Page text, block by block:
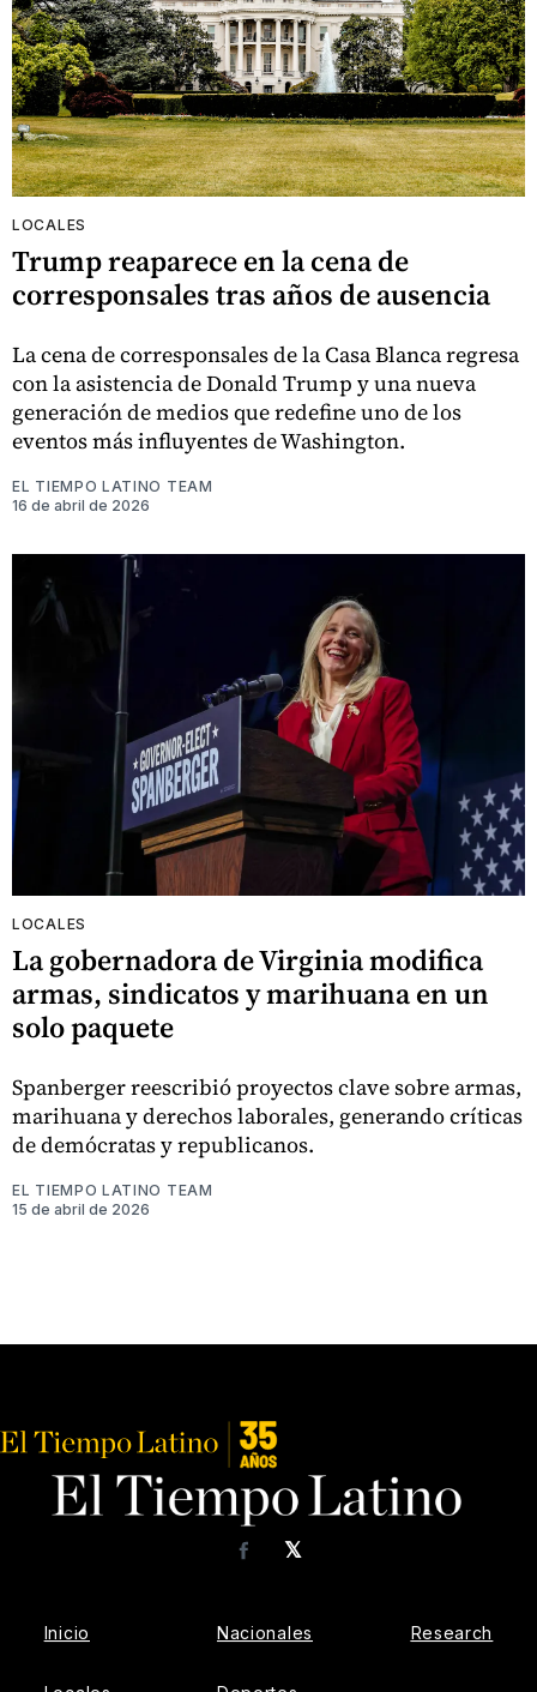
LOCALES
Trump reaparece en la cena de
corresponsales tras años de ausencia
La cena de corresponsales de la Casa Blanca regresa
con la asistencia de Donald Trump y una nueva
generación de medios que redefine uno de los
eventos más influyentes de Washington.
EL TIEMPO LATINO TEAM
16 de abril de 2026
LOCALES
La gobernadora de Virginia modifica
armas, sindicatos y marihuana en un
solo paquete
Spanberger reescribió proyectos clave sobre armas,
marihuana y derechos laborales, generando críticas
de demócratas y republicanos.
EL TIEMPO LATINO TEAM
15 de abril de 2026
𝕏
Facebook
Inicio Nacionales Research